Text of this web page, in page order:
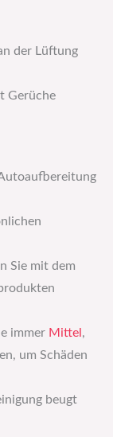
der Lüftung
Gerüche
Sie mit dem
immer Mittel ,
um Schäden
beugt